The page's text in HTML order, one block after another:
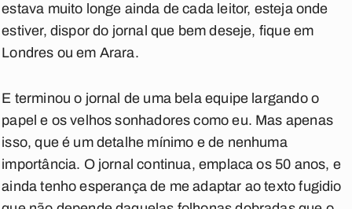
estava muito longe ainda de cada leitor, esteja onde
estiver, dispor do jornal que bem deseje, fique em
Londres ou em Arara.
E terminou o jornal de uma bela equipe largando o
papel e os velhos sonhadores como eu. Mas apenas
isso, que é um detalhe mínimo e de nenhuma
importância. O jornal continua, emplaca os 50 anos, e
ainda tenho esperança de me adaptar ao texto fugidio